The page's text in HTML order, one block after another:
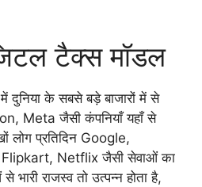
टैक्स मॉडल
दुनिया के सबसे बड़े बाजारों में से
Meta जैसी कंपनियाँ यहाँ से
लोग प्रतिदिन Google,
Netflix जैसी सेवाओं का
राजस्व तो उत्पन्न होता है,